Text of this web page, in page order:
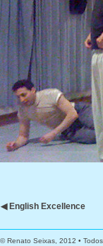
◀ English Excellence
© Renato Seixas, 2012 •